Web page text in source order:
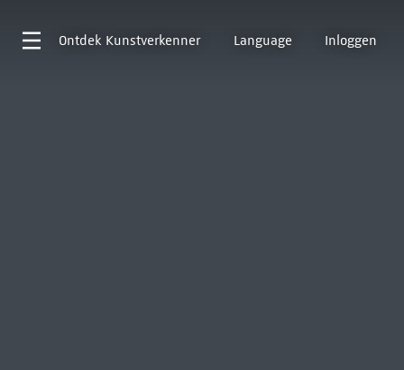
Ontdek Kunstverkenner Language Inloggen